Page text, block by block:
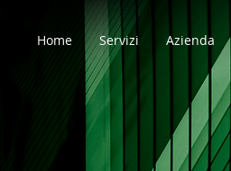
Home Servizi Azienda